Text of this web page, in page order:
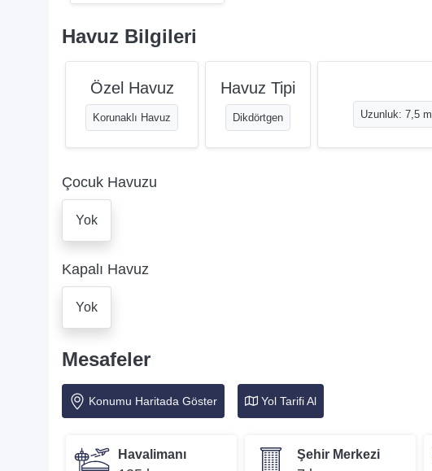
Havuz Bilgileri
Özel Havuz
Korunaklı Havuz
Havuz Tipi
Dikdörtgen Uzunluk: 7,5 m
Çocuk Havuzu
Yok
Kapalı Havuz
Yok
Mesafeler
Konumu Haritada Göster Yol Tarifi Al
Havalimanı Şehir Merkezi